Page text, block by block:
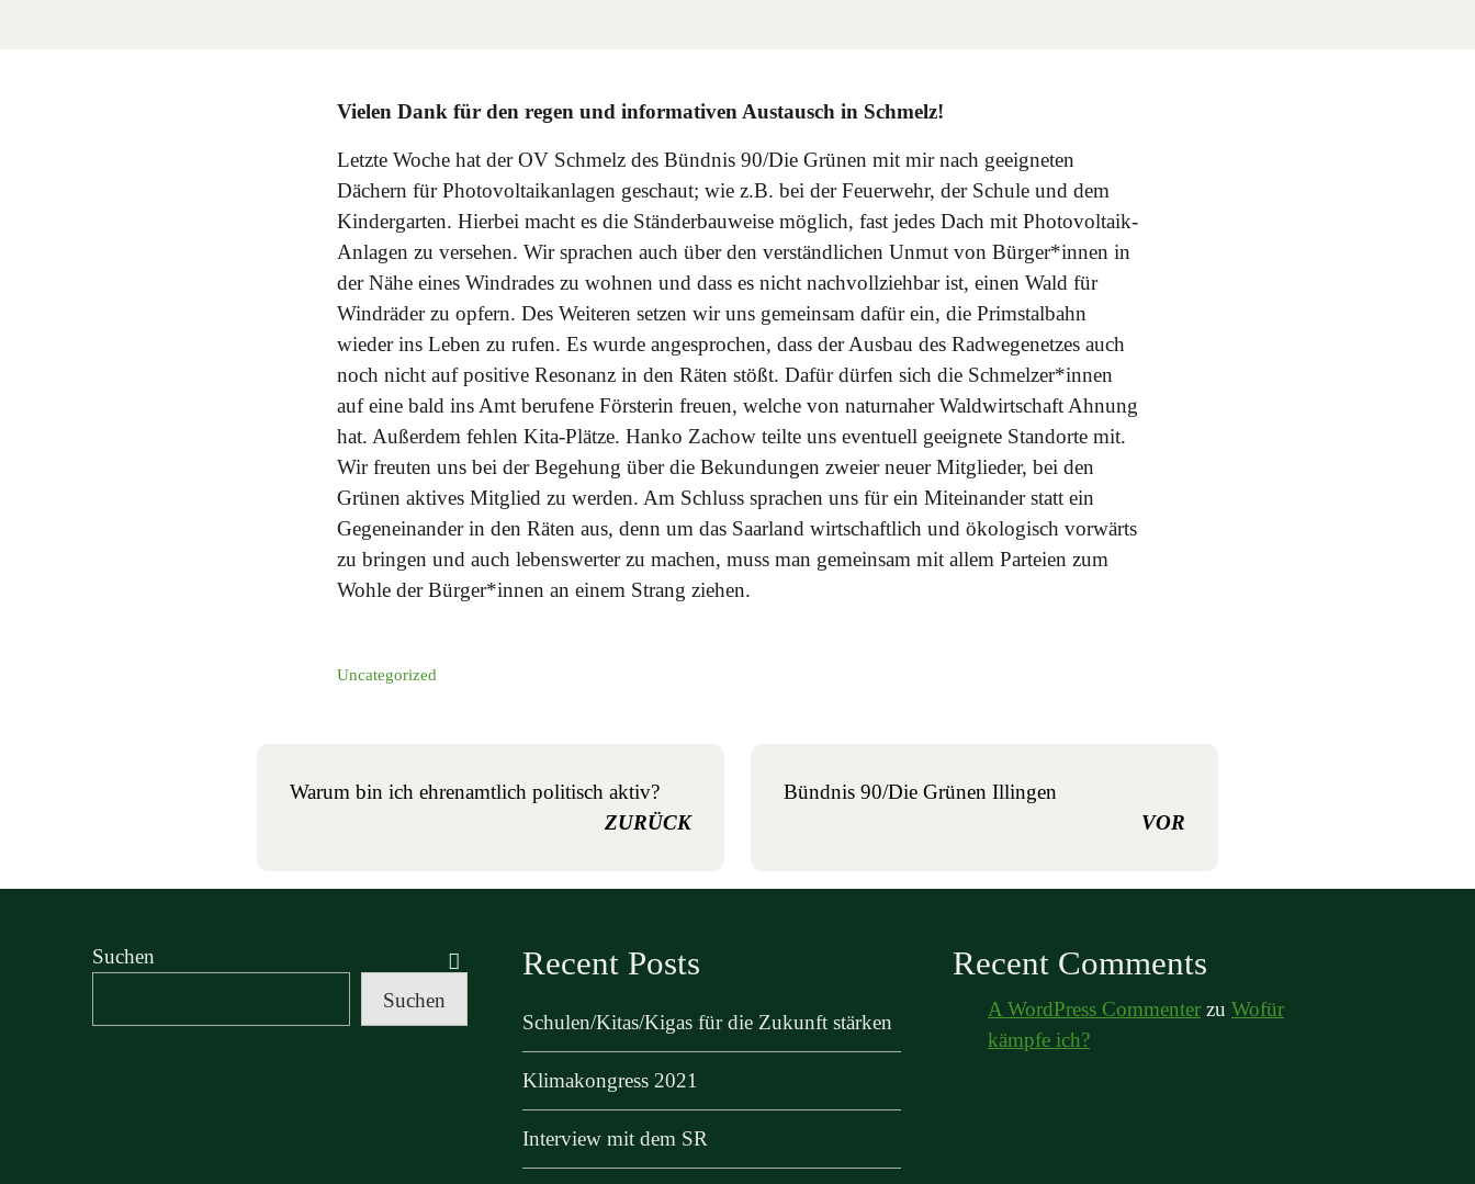
Vielen Dank für den regen und informativen Austausch in Schmelz!
Letzte Woche hat der OV Schmelz des Bündnis 90/Die Grünen mit mir nach geeigneten
Dächern für Photovoltaikanlagen geschaut; wie z.B. bei der Feuerwehr, der Schule und dem
Kindergarten. Hierbei macht es die Ständerbauweise möglich, fast jedes Dach mit Photovoltaik-
Anlagen zu versehen. Wir sprachen auch über den verständlichen Unmut von Bürger*innen in
der Nähe eines Windrades zu wohnen und dass es nicht nachvollziehbar ist, einen Wald für
Windräder zu opfern. Des Weiteren setzen wir uns gemeinsam dafür ein, die Primstalbahn
wieder ins Leben zu rufen. Es wurde angesprochen, dass der Ausbau des Radwegenetzes auch
noch nicht auf positive Resonanz in den Räten stößt. Dafür dürfen sich die Schmelzer*innen
auf eine bald ins Amt berufene Försterin freuen, welche von naturnaher Waldwirtschaft Ahnung
hat. Außerdem fehlen Kita-Plätze. Hanko Zachow teilte uns eventuell geeignete Standorte mit.
Wir freuten uns bei der Begehung über die Bekundungen zweier neuer Mitglieder, bei den
Grünen aktives Mitglied zu werden. Am Schluss sprachen uns für ein Miteinander statt ein
Gegeneinander in den Räten aus, denn um das Saarland wirtschaftlich und ökologisch vorwärts
zu bringen und auch lebenswerter zu machen, muss man gemeinsam mit allem Parteien zum
Wohle der Bürger*innen an einem Strang ziehen.
Uncategorized
Warum bin ich ehrenamtlich politisch aktiv?
ZURÜCK
Bündnis 90/Die Grünen Illingen
VOR
Suchen
Suchen
Recent Posts
Schulen/Kitas/Kigas für die Zukunft stärken
Klimakongress 2021
Interview mit dem SR
Recent Comments
A WordPress Commenter zu Wofür
kämpfe ich?